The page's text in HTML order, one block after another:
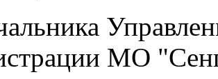
МО